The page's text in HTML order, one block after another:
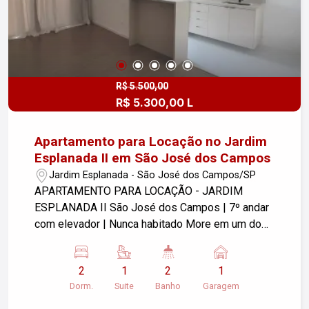
R$ 5.500,00
R$ 5.300,00 L
Apartamento para Locação no Jardim
Esplanada II em São José dos Campos
Jardim Esplanada - São José dos Campos/SP
APARTAMENTO PARA LOCAÇÃO - JARDIM
ESPLANADA II São José dos Campos | 7º andar
com elevador | Nunca habitado More em um dos
Apto novo de 59m² com vista privilegiada,
excelente ventilação e iluminação natural.
Características do imóvel: Nunca habitado -
2
Dorm.
1
Suite
2
Banho
1
Garagem